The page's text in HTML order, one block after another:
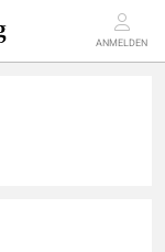
ANMELDEN